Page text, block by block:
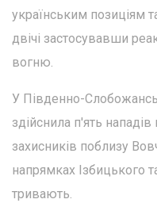
українським позиціям
двічі застосувавши
вогню.
У Південно-
здійснила п'ять нападів
захисників поблизу
напрямках Ізбицького
тривають.